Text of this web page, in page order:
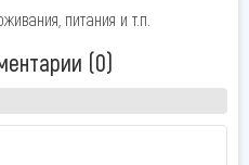
в любое время суток. Все
замками. Пятый этаж
некурящих гостей.
питания и т.п.
(0)